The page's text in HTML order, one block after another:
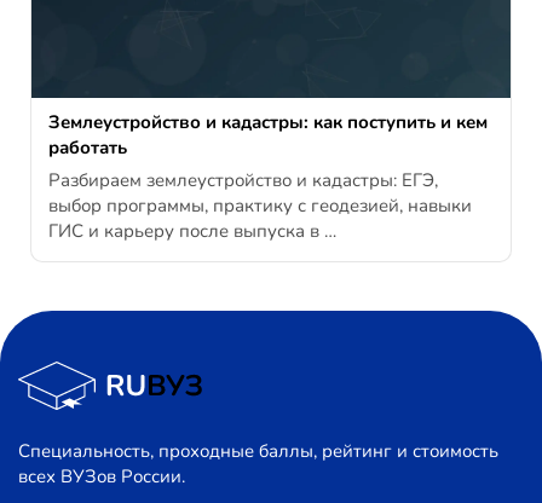
Землеустройство и кадастры: как поступить и кем
работать
Разбираем землеустройство и кадастры: ЕГЭ,
выбор программы, практику с геодезией, навыки
ГИС и карьеру после выпуска в …
Специальность, проходные баллы, рейтинг и стоимость
всех ВУЗов России.